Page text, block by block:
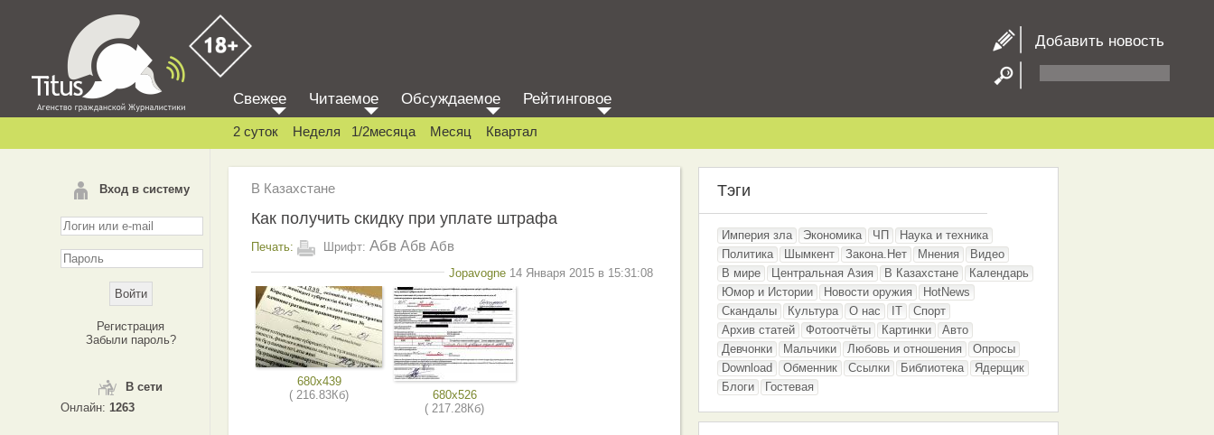
Добавить новость
Вход в систему
Регистрация
Забыли пароль?
В сети
Онлайн: 1263
Свежее Читаемое Обсуждаемое Рейтинговое
2 суток Неделя 1/2месяца Месяц Квартал
В Казахстане
Как получить скидку при уплате штрафа
Печать: Шрифт: Абв Абв Абв
Jopavogne 14 Января 2015 в 15:31:08
680x439
( 216.83Кб)
680x526
( 217.28Кб)
Тэги
Империя зла Экономика ЧП
Наука и техника
Политика
Шымкент Закона.Нет Мнения
Видео
В мире
Центральная Азия В Казахстане
Календарь
Юмор и Истории
Новости оружия
HotNews
Скандалы
Культура О нас IT
Спорт
Архив статей
Фотоотчёты Картинки
Авто
Девчонки
Мальчики Любовь и отношения
Опросы
Download
Обменник Ссылки Библиотека
Ядерщик
Блоги
Гостевая